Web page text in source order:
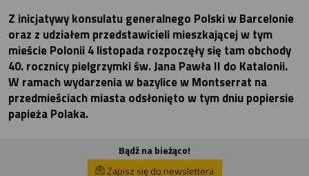
Z inicjatywy konsulatu generalnego Polski w Barcelonie
oraz z udziałem przedstawicieli mieszkającej w tym
mieście Polonii 4 listopada rozpoczęły się tam obchody
40. rocznicy pielgrzymki św. Jana Pawła II do Katalonii.
W ramach wydarzenia w bazylice w Montserrat na
przedmieściach miasta odsłonięto w tym dniu popiersie
papieża Polaka.
Bądź na bieżąco!
Zapisz się do newslettera